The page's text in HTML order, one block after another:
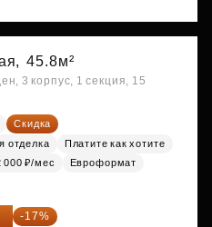
45.8м²
3 корпус, 1 секция, 15
Скидка
отделка
Платите как хотите
000 ₽/мес
Евроформат
₽ -17%